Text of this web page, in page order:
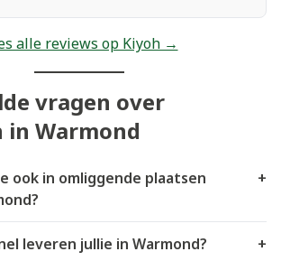
alle reviews op Kiyoh →
vragen over
in Warmond
ook in omliggende plaatsen
+
leveren jullie in Warmond? +